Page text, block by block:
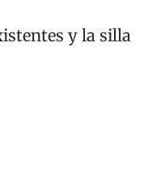
y la silla